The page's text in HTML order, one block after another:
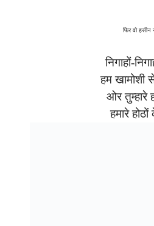
फिर वो हसीन
निगाहों-निगाहों
हम खामोशी से
ओर तुम्हारे होठो
हमारे होठों के